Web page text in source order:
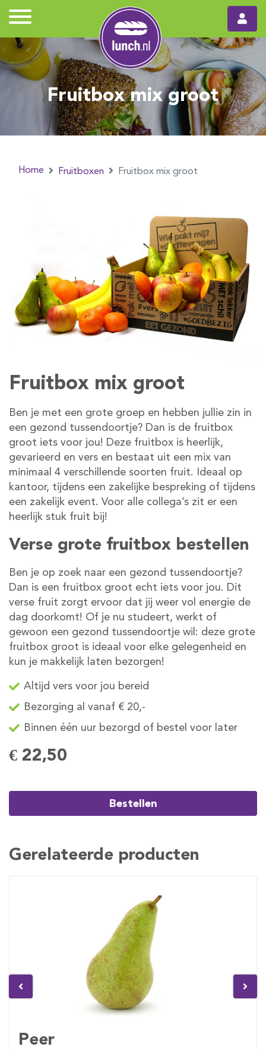
Fruitbox mix groot
Home Fruitboxen Fruitbox mix groot
Fruitbox mix groot
Ben je met een grote groep en hebben jullie zin in
een gezond tussendoortje? Dan is de fruitbox
groot iets voor jou! Deze fruitbox is heerlijk,
gevarieerd en vers en bestaat uit een mix van
minimaal 4 verschillende soorten fruit. Ideaal op
kantoor, tijdens een zakelijke bespreking of tijdens
een zakelijk event. Voor alle collega’s zit er een
heerlijk stuk fruit bij!
Verse grote fruitbox bestellen
Ben je op zoek naar een gezond tussendoortje?
Dan is een fruitbox groot echt iets voor jou. Dit
verse fruit zorgt ervoor dat jij weer vol energie de
dag doorkomt! Of je nu studeert, werkt of
gewoon een gezond tussendoortje wil: deze grote
fruitbox groot is ideaal voor elke gelegenheid en
kun je makkelijk laten bezorgen!
Altijd vers voor jou bereid
Bezorging al vanaf € 20,-
Binnen één uur bezorgd of bestel voor later
€ 22,50
Bestellen
Gerelateerde producten
Peer